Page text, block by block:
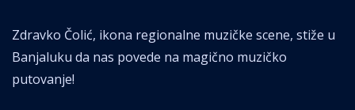
Zdravko Čolić, ikona regionalne muzičke scene, stiže u
Banjaluku da nas povede na magično muzičko
putovanje!